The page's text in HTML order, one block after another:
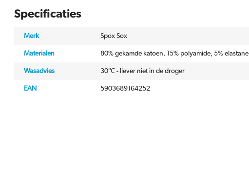
Specificaties
Merk Spox Sox
Materialen 80% gekamde katoen, 15% polyamide, 5% elastane
Wasadvies 30℃ - liever niet in de droger
EAN 5903689164252